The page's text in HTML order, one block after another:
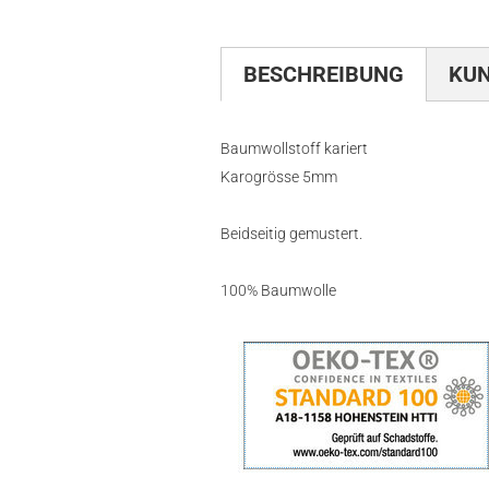
BESCHREIBUNG
Baumwollstoff kariert
Karogrösse 5mm
Beidseitig gemustert.
100% Baumwolle